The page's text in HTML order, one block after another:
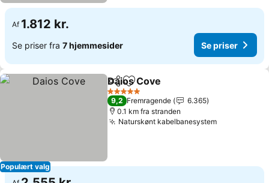
Af 1.812 kr.
Se priser fra 7 hjemmesider Se priser
Populært valg
Del Føj til favoritter
Daios Cove
5 Stjerner
9,2 Fremragende
6.365
0.1 km fra stranden
Naturskønt kabelbanesystem